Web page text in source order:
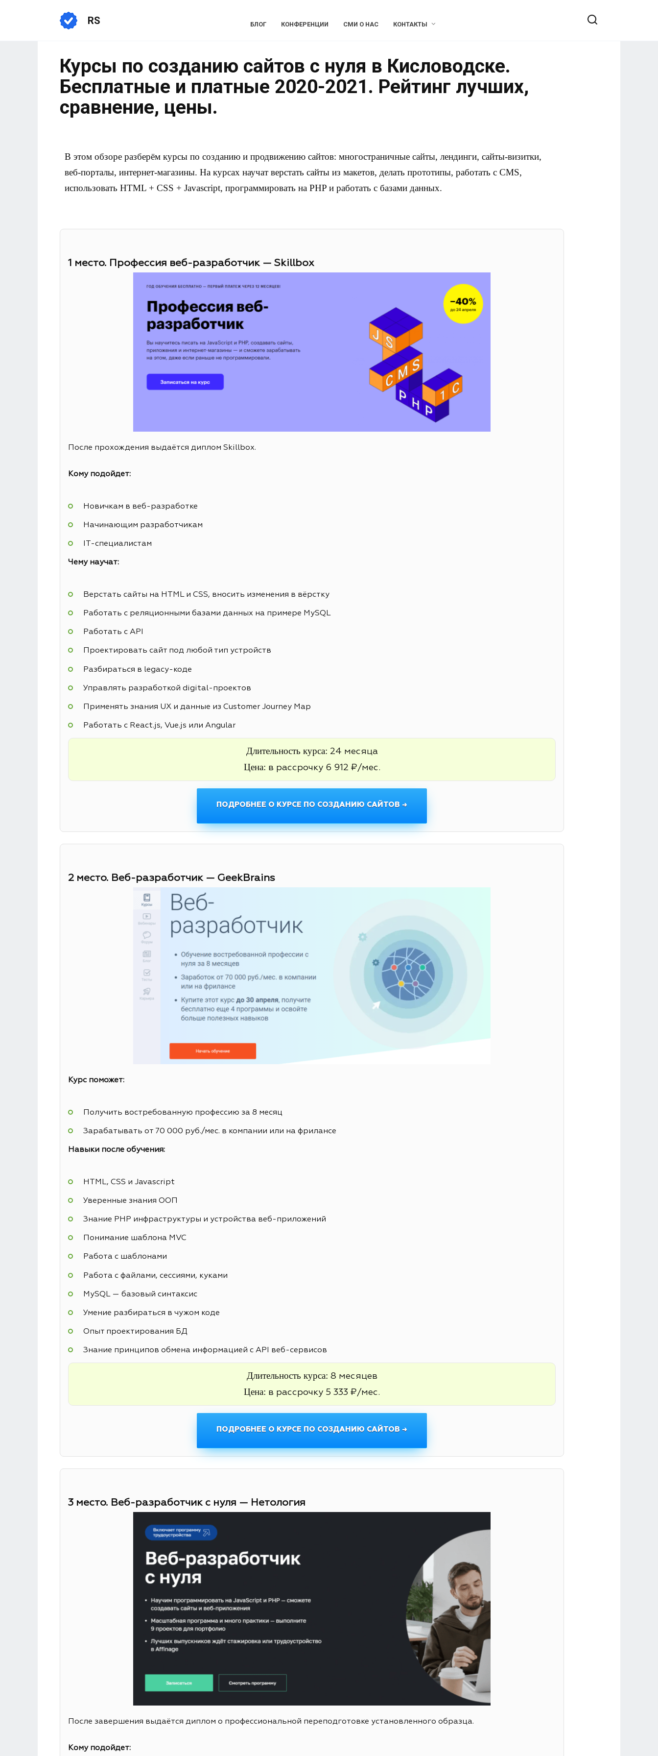
RS БЛОГ КОНФЕРЕНЦИИ СМИ О НАС КОНТАКТЫ
Курсы по созданию сайтов с нуля в Кисловодске.
Бесплатные и платные 2020-2021. Рейтинг лучших,
сравнение, цены.
В этом обзоре разберём курсы по созданию и продвижению сайтов: многостраничные сайты, лендинги, сайты-визитки,
веб-порталы, интернет-магазины. На курсах научат верстать сайты из макетов, делать прототипы, работать с CMS,
использовать HTML + CSS + Javascript, программировать на PHP и работать с базами данных.
1 место. Профессия веб-разработчик — Skillbox
После прохождения выдаётся диплом Skillbox.
Кому подойдет:
Новичкам в веб-разработке
Начинающим разработчикам
IT-специалистам
Чему научат:
Верстать сайты на HTML и CSS, вносить изменения в вёрстку
Работать с реляционными базами данных на примере MySQL
Работать с API
Проектировать сайт под любой тип устройств
Разбираться в legacy-коде
Управлять разработкой digital-проектов
Применять знания UX и данные из Customer Journey Map
Работать с React.js, Vue.js или Angular
Длительность курса: 24 месяца
Цена: в рассрочку 6 912 ₽/мес.
ПОДРОБНЕЕ О КУРСЕ ПО СОЗДАНИЮ САЙТОВ →
2 место. Веб-разработчик — GeekBrains
Курс поможет:
Получить востребованную профессию за 8 месяц
Зарабатывать от 70 000 руб./мес. в компании или на фрилансе
Навыки после обучения:
HTML, CSS и Javascript
Уверенные знания ООП
Знание PHP инфраструктуры и устройства веб-приложений
Понимание шаблона MVC
Работа с шаблонами
Работа с файлами, сессиями, куками
MySQL — базовый синтаксис
Умение разбираться в чужом коде
Опыт проектирования БД
Знание принципов обмена информацией с API веб-сервисов
Длительность курса: 8 месяцев
Цена: в рассрочку 5 333 ₽/мес.
ПОДРОБНЕЕ О КУРСЕ ПО СОЗДАНИЮ САЙТОВ →
3 место. Веб-разработчик с нуля — Нетология
После завершения выдаётся диплом о профессиональной переподготовке установленного образца.
Кому подойдет: